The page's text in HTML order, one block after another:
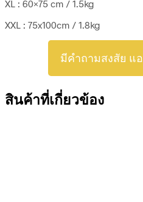
XL : 60×75 cm / 1.5kg
XXL : 75x100cm / 1.8kg
มีคำถามสงสัย แ
สินค้าที่เกี่ยวข้อง